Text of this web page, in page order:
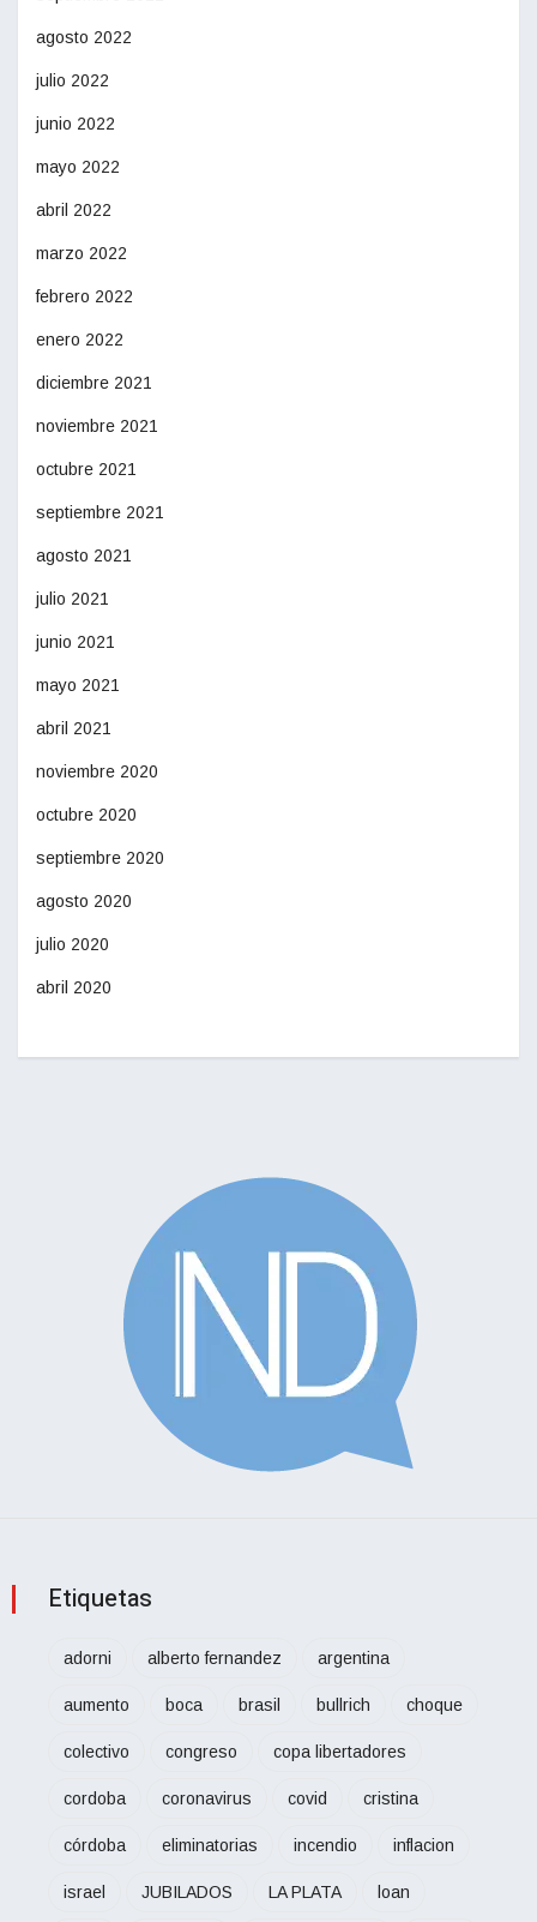
agosto 2022
julio 2022
junio 2022
mayo 2022
abril 2022
marzo 2022
febrero 2022
enero 2022
diciembre 2021
noviembre 2021
octubre 2021
septiembre 2021
agosto 2021
julio 2021
junio 2021
mayo 2021
abril 2021
noviembre 2020
octubre 2020
septiembre 2020
agosto 2020
julio 2020
abril 2020
Etiquetas
adorni alberto fernandez argentina
aumento boca brasil bullrich choque
colectivo congreso copa libertadores
cordoba coronavirus covid cristina
córdoba eliminatorias incendio inflacion
israel JUBILADOS LA PLATA loan